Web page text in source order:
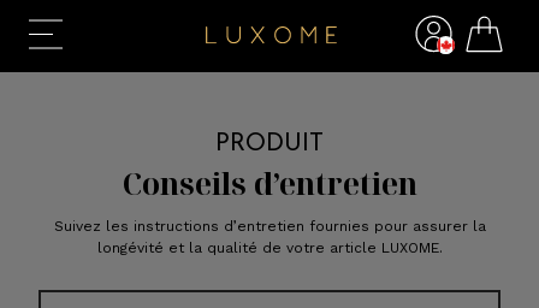
PRODUIT
Conseils d’entretien
Suivez les instructions d’entretien fournies pour assurer la
longévité et la qualité de votre article LUXOME.